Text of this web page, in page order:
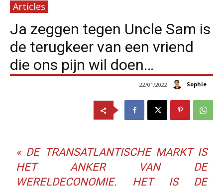
Articles
Ja zeggen tegen Uncle Sam is
de terugkeer van een vriend
die ons pijn wil doen…
Sophie
22/01/2022
« DE TRANSATLANTISCHE MARKT IS
HET ANKER VAN DE
WERELDECONOMIE. HET IS DE